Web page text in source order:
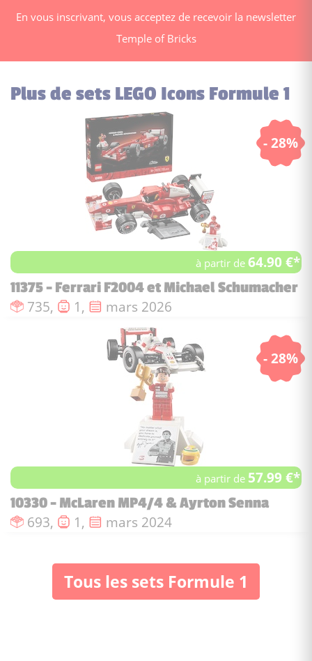
En vous inscrivant, vous acceptez de recevoir la newsletter
Temple of Bricks
Plus de sets LEGO Icons Formule 1
- 28%
à partir de64.90 €*
11375 - Ferrari F2004 et Michael Schumacher
Nombre de pièces :
735, Nombre de figurines :
1, Date de sortie :
mars 2026
- 28%
à partir de 57.99 €*
10330 - McLaren MP4/4 & Ayrton Senna
Nombre de pièces :
693, Nombre de figurines :
1, Date de sortie :
mars 2024
Tous les sets Formule 1